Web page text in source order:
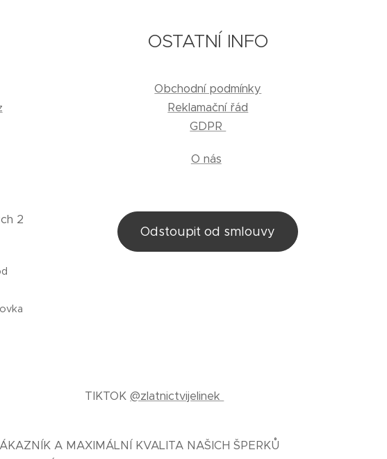
2
OSTATNÍ INFO
Obchodní podmínky
Reklamační řád
GDPR
O nás
Odstoupit od smlouvy
TIKTOK@zlatnictvijelinek
A MAXIMÁLNÍ KVALITA NAŠICH ŠPERKŮ